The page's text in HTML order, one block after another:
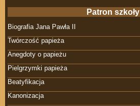
Patron szkoły
Biografia Jana Pawła II
Twórczość papieża
Anegdoty o papieżu
Pielgrzymki papieża
Beatyfikacja
Kanonizacja